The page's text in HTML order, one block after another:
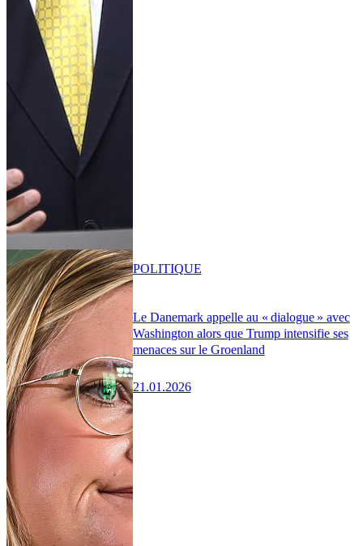
Le Danemark appelle au « dialogue » avec
Washington alors que Trump intensifie ses
menaces sur le Groenland
21.01.2026
POLITIQUE